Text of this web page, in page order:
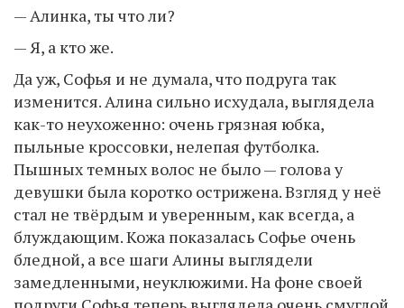
— Алинка, ты что ли?
— Я, а кто же.
Да уж, Софья и не думала, что подруга так
изменится. Алина сильно исхудала, выглядела
как-то неухоженно: очень грязная юбка,
пыльные кроссовки, нелепая футболка.
Пышных темных волос не было — голова у
девушки была коротко острижена. Взгляд у неё
стал не твёрдым и уверенным, как всегда, а
блуждающим. Кожа показалась Софье очень
бледной, а все шаги Алины выглядели
замедленными, неуклюжими. На фоне своей